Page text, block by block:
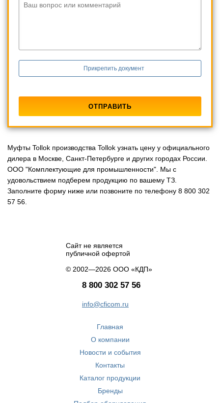
Ваш вопрос или комментарий
Прикрепить документ
Муфты Tollok производства Tollok узнать цену у официального
дилера в Москве, Санкт-Петербурге и других городах России.
ООО "Комплектующие для промышленности". Мы с
удовольствием подберем продукцию по вашему ТЗ.
Заполните форму ниже или позвоните по телефону 8 800 302
57 56.
Сайт не является
публичной офертой
© 2002—2026 ООО «КДП»
8 800 302 57 56
info@cficom.ru
Главная
О компании
Новости и события
Контакты
Каталог продукции
Бренды